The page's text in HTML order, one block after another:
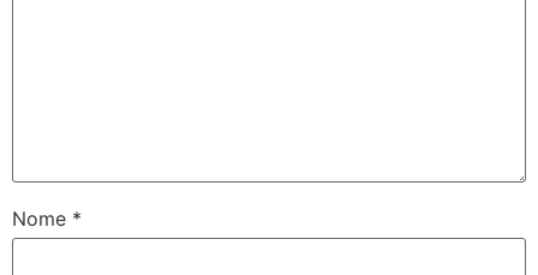
Nome *